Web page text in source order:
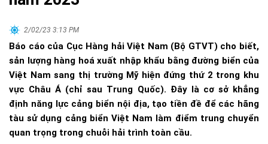
2/02/23 3:13 PM
Báo cáo của Cục Hàng hải Việt Nam (Bộ GTVT) cho biết,
sản lượng hàng hoá xuất nhập khẩu bằng đường biển của
Việt Nam sang thị trường Mỹ hiện đứng thứ 2 trong khu
vực Châu Á (chỉ sau Trung Quốc). Đây là cơ sở khẳng
định năng lực cảng biển nội địa, tạo tiền đề để các hãng
tàu sử dụng cảng biển Việt Nam làm điểm trung chuyển
quan trọng trong chuỗi hải trình toàn cầu.